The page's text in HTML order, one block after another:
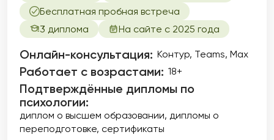
Бесплатная пробная встреча
3 диплома
На сайте с 2025 года
Онлайн-консультация: Контур, Teams, Max
Работает с возрастами: 18+
Подтверждённые дипломы по
психологии:
диплом о высшем образовании дипломы о
переподготовке сертификаты